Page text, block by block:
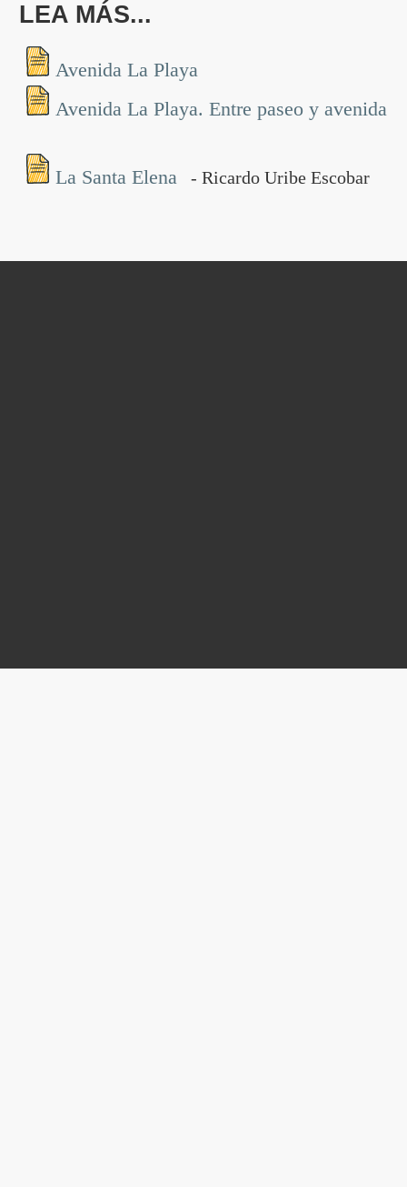
LEA MÁS...
Avenida La Playa
Avenida La Playa. Entre paseo y avenida
La Santa Elena - Ricardo Uribe Escobar